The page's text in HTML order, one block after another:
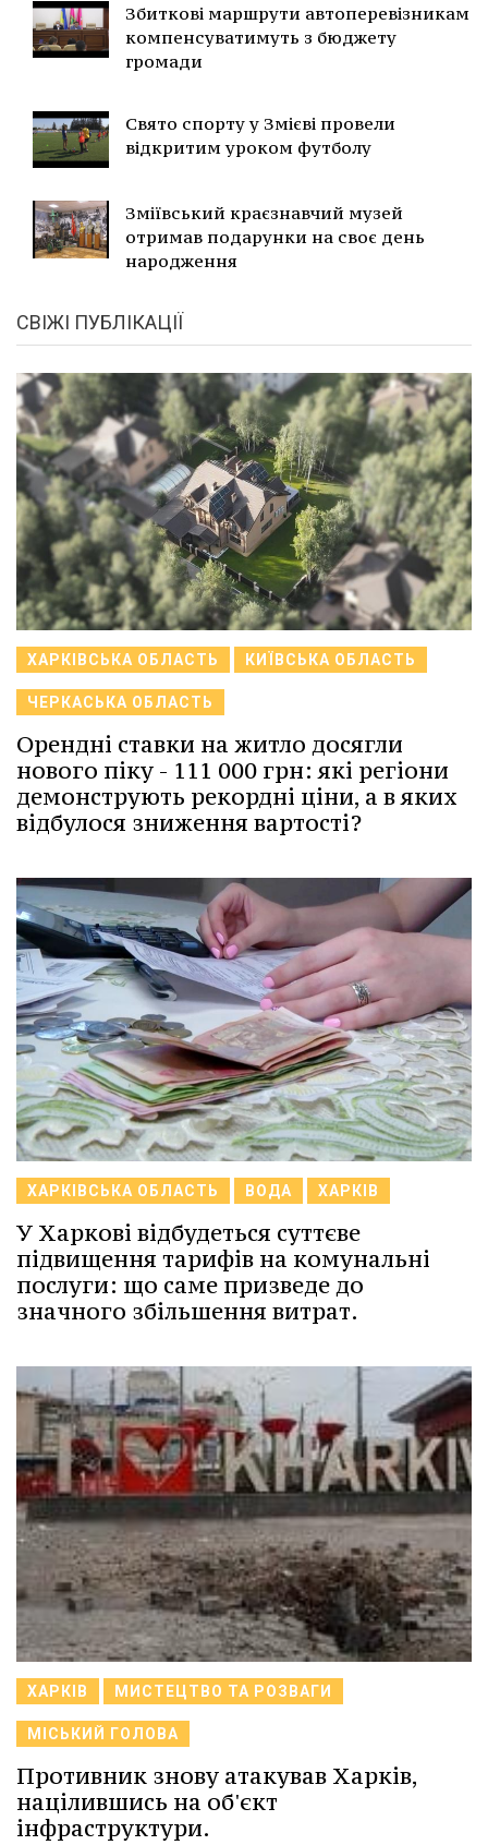
Збиткові маршрути автоперевізникам
компенсуватимуть з бюджету
громади
Свято спорту у Змієві провели
відкритим уроком футболу
Зміївський краєзнавчий музей
отримав подарунки на своє день
народження
СВІЖІ ПУБЛІКАЦІЇ
ХАРКІВСЬКА ОБЛАСТЬ КИЇВСЬКА ОБЛАСТЬ
ЧЕРКАСЬКА ОБЛАСТЬ
Орендні ставки на житло досягли
нового піку - 111 000 грн: які регіони
демонструють рекордні ціни, а в яких
відбулося зниження вартості?
ХАРКІВСЬКА ОБЛАСТЬ ВОДА ХАРКІВ
У Харкові відбудеться суттєве
підвищення тарифів на комунальні
послуги: що саме призведе до
значного збільшення витрат.
ХАРКІВ МИСТЕЦТВО ТА РОЗВАГИ
МІСЬКИЙ ГОЛОВА
Противник знову атакував Харків,
націлившись на об'єкт
інфраструктури.